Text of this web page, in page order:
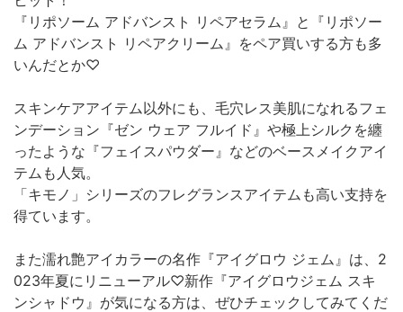
『リポソーム アドバンスト リペアセラム』と『リポソー
ム アドバンスト リペアクリーム』をペア買いする方も多
いんだとか♡
スキンケアアイテム以外にも、毛穴レス美肌になれるフェ
ンデーション『ゼン ウェア フルイド』や極上シルクを纏
ったような『フェイスパウダー』などのベースメイクアイ
テムも人気。
「キモノ」シリーズのフレグランスアイテムも高い支持を
得ています。
また濡れ艶アイカラーの名作『アイグロウ ジェム』は、2
023年夏にリニューアル♡新作『アイグロウジェム スキ
ンシャドウ』が気になる方は、ぜひチェックしてみてくだ